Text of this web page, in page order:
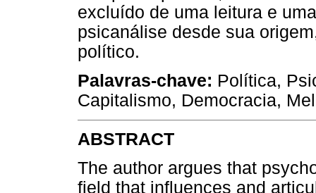
excluído de uma leitura e
psicanálise desde sua
político.
Palavras-chave: Política,
Capitalismo, Democracia,
ABSTRACT
The author argues that
field that influences and